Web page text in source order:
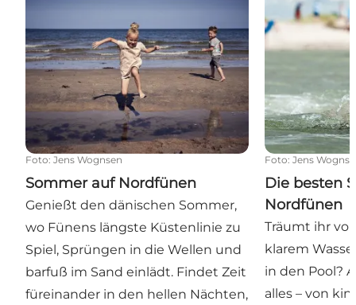
Foto: Jens Wognsen
Sommer auf Nordfünen
Genießt den dänischen Sommer,
wo Fünens längste Küstenlinie zu
Spiel, Sprüngen in die Wellen und
barfuß im Sand einlädt. Findet Zeit
füreinander in den hellen Nächten,
Foto: Jens
Die besten
Nordfünen
Träumt ihr
klarem
in den Pool?
alles – von